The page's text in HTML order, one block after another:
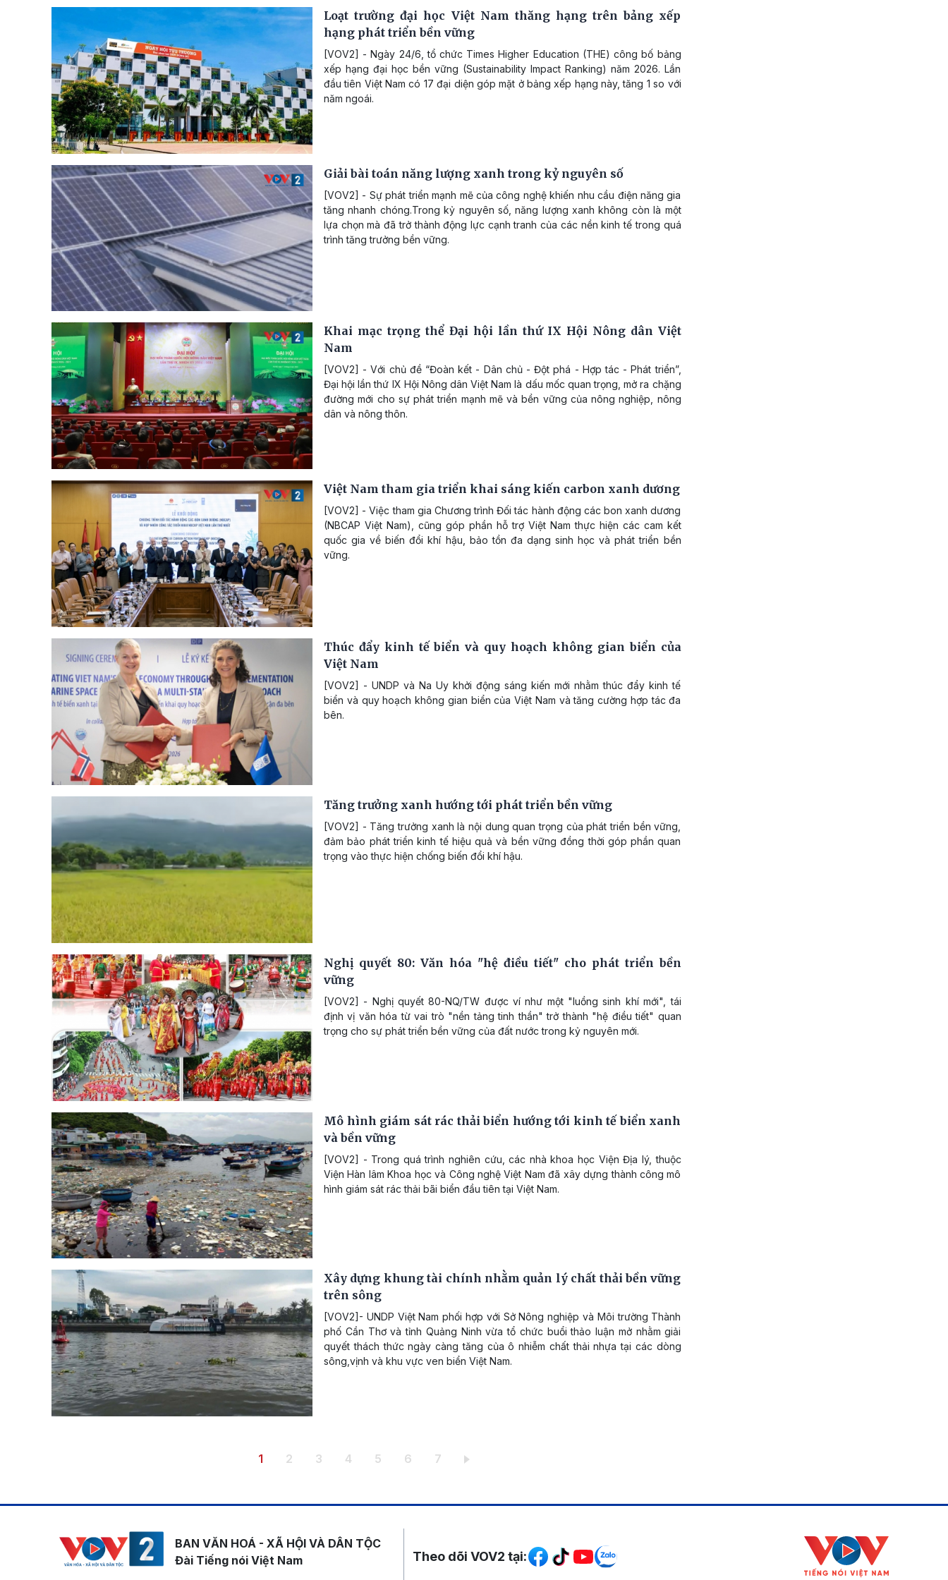
Loạt trường đại học Việt Nam thăng hạng trên bảng xếp
hạng phát triển bền vững
[VOV2] - Ngày 24/6, tổ chức Times Higher Education (THE) công bố bảng
xếp hạng đại học bền vững (Sustainability Impact Ranking) năm 2026. Lần
đầu tiên Việt Nam có 17 đại diện góp mặt ở bảng xếp hạng này, tăng 1 so với
năm ngoái.
Giải bài toán năng lượng xanh trong kỷ nguyên số
[VOV2] - Sự phát triển mạnh mẽ của công nghệ khiến nhu cầu điện năng gia
tăng nhanh chóng.Trong kỷ nguyên số, năng lượng xanh không còn là một
lựa chọn mà đã trở thành động lực cạnh tranh của các nền kinh tế trong quá
trình tăng trưởng bền vững.
Khai mạc trọng thể Đại hội lần thứ IX Hội Nông dân Việt
Nam
[VOV2] - Với chủ đề “Đoàn kết - Dân chủ - Đột phá - Hợp tác - Phát triển”,
Đại hội lần thứ IX Hội Nông dân Việt Nam là dấu mốc quan trọng, mở ra chặng
đường mới cho sự phát triển mạnh mẽ và bền vững của nông nghiệp, nông
dân và nông thôn.
Việt Nam tham gia triển khai sáng kiến carbon xanh dương
[VOV2] - Việc tham gia Chương trình Đối tác hành động các bon xanh dương
(NBCAP Việt Nam), cũng góp phần hỗ trợ Việt Nam thực hiện các cam kết
quốc gia về biến đổi khí hậu, bảo tồn đa dạng sinh học và phát triển bền
vững.
Thúc đẩy kinh tế biển và quy hoạch không gian biển của
Việt Nam
[VOV2] - UNDP và Na Uy khởi động sáng kiến ​​mới nhằm thúc đẩy kinh tế
biển và quy hoạch không gian biển của Việt Nam và tăng cường hợp tác đa
bên.
Tăng trưởng xanh hướng tới phát triển bền vững
[VOV2] - Tăng trưởng xanh là nội dung quan trọng của phát triển bền vững,
đảm bảo phát triển kinh tế hiệu quả và bền vững đồng thời góp phần quan
trọng vào thực hiện chống biến đổi khí hậu.
Nghị quyết 80: Văn hóa "hệ điều tiết" cho phát triển bền
vững
[VOV2] - Nghị quyết 80-NQ/TW được ví như một "luồng sinh khí mới", tái
định vị văn hóa từ vai trò "nền tảng tinh thần" trở thành "hệ điều tiết" quan
trọng cho sự phát triển bền vững của đất nước trong kỷ nguyên mới.
Mô hình giám sát rác thải biển hướng tới kinh tế biển xanh
và bền vững
[VOV2] - Trong quá trình nghiên cứu, các nhà khoa học Viện Địa lý, thuộc
Viện Hàn lâm Khoa học và Công nghệ Việt Nam đã xây dựng thành công mô
hình giám sát rác thải bãi biển đầu tiên tại Việt Nam.
Xây dựng khung tài chính nhằm quản lý chất thải bền vững
trên sông
[VOV2]- UNDP Việt Nam phối hợp với Sở Nông nghiệp và Môi trường Thành
phố Cần Thơ và tỉnh Quảng Ninh vừa tổ chức buổi thảo luận mở nhằm giải
quyết thách thức ngày càng tăng của ô nhiễm chất thải nhựa tại các dòng
sông,vịnh và khu vực ven biển Việt Nam.
Trang hiện thời
1 Trang
2 Trang
3 Trang
4 Trang
5 Trang
6 Trang
7
BAN VĂN HOÁ - XÃ HỘI VÀ DÂN TỘC
Đài Tiếng nói Việt Nam
Mạng xã hội
Theo dõi VOV2 tại: